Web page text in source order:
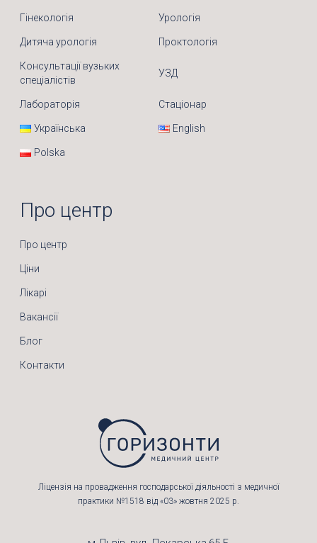
Гінекологія Урологія
Дитяча урологія Проктологія
Консультації вузьких
спеціалістів
УЗД
Лабораторія Стаціонар
Українська English
Polska
Про центр
Про центр
Ціни
Лікарі
Вакансії
Блог
Контакти
Ліцензія на провадження господарської діяльності з медичної
практики №1518 від «03» жовтня 2025 р.